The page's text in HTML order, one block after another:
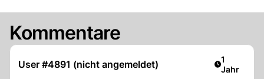
Kommentare
User #4891 (nicht angemeldet) Artikel
1
Jahr